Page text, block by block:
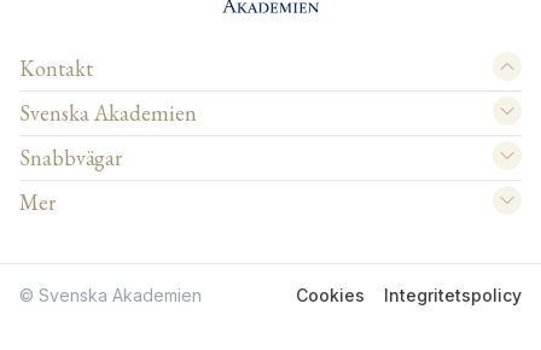
Kontakt
Svenska Akademien
Snabbvägar
Mer
© Svenska Akademien Cookies Integritetspolicy